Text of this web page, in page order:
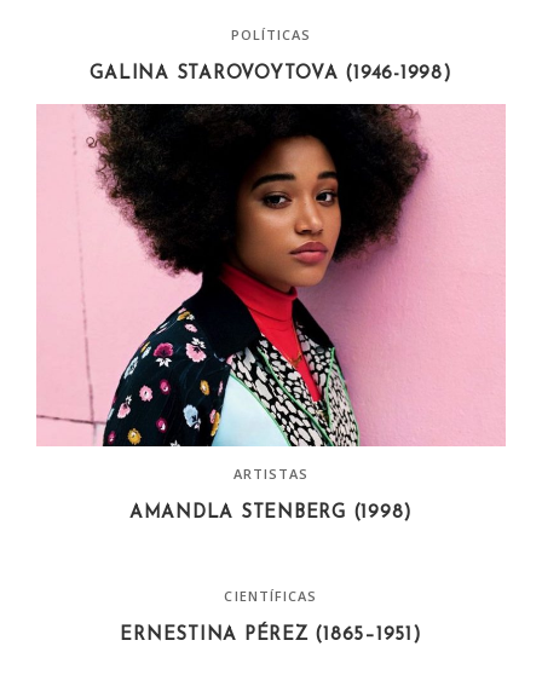
POLÍTICAS
GALINA STAROVOYTOVA (1946-1998)
ARTISTAS
AMANDLA STENBERG (1998)
CIENTÍFICAS
ERNESTINA PÉREZ (1865–1951)